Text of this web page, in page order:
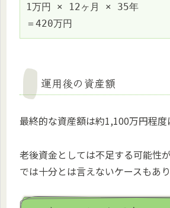
1万円 × 12ヶ月 × 35年
運用後の資産額
最終的な資産額は約1,100万円程度
老後資金としては不足する可能性
では十分とは言えないケースもあり